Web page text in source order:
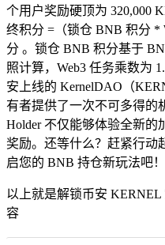
个用户奖励硬顶为 320,000
终积分 =（锁仓 BNB 积分 *
分 。锁仓 BNB 积分基于
照计算，Web3 任务乘数为
安上线的 KernelDAO（
有者提供了一次不可多得的
Holder 不仅能够体验全新的
奖励。还等什么？赶紧行动
启您的 BNB 持仓新玩法吧！
以上就是解锁币安
容